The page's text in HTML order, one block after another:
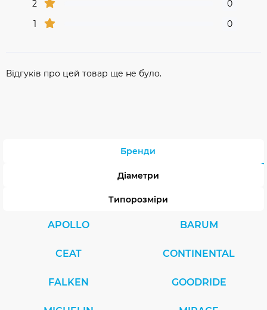
2
0
1
0
Відгуків про цей товар ще не було.
Бренди
Діаметри
Типорозміри
APOLLO BARUM
CEAT CONTINENTAL
FALKEN GOODRIDE